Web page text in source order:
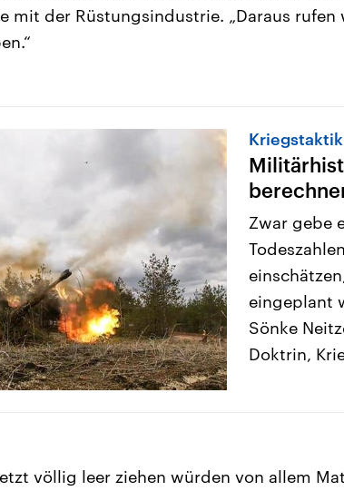
mit der Rüstungsindustrie. „Daraus
Kriegstaktik
Zwar gebe
eingeplant
Sönke
Doktrin,
völlig leer ziehen würden von allem